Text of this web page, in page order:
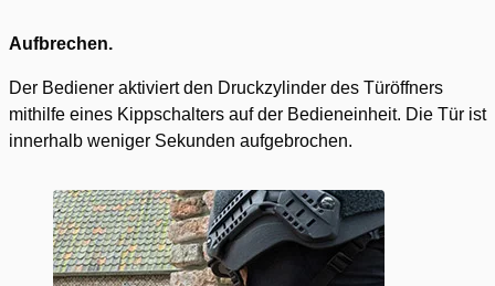
Aufbrechen.
Der Bediener aktiviert den Druckzylinder des Türöffners
mithilfe eines Kippschalters auf der Bedieneinheit. Die Tür ist
innerhalb weniger Sekunden aufgebrochen.